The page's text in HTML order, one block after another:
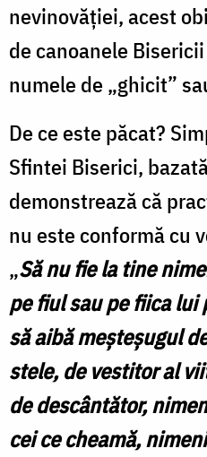
nevinovăției, acest
de canoanele
numele de „ghicit”
De ce este păcat?
Sfintei Biserici,
demonstrează că
nu este conformă cu
„Să nu fie la tine
pe fiul sau pe fiica lui
să aibă meşteşugul
stele, de vestitor al
de descântător,
cei ce cheamă,